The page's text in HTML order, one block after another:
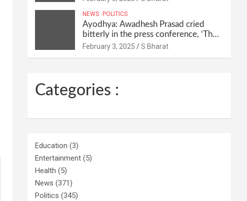
NEWS POLITICS
Ayodhya: Awadhesh Prasad cried
bitterly in the press conference, ‘Then
I will resign as MP’ @SBharat
February 3, 2025 S Bharat
Categories :
Education (3)
Entertainment (5)
Health (5)
News (371)
Politics (345)